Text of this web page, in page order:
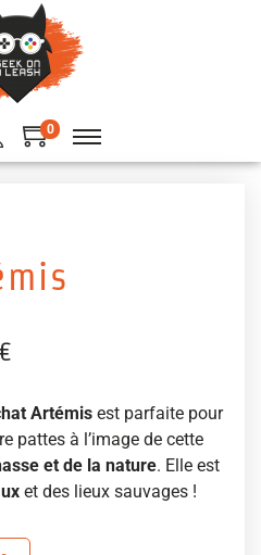
0
€
Artémis est parfaite pour
pattes à l’image de cette
et de la nature. Elle est
et des lieux sauvages !